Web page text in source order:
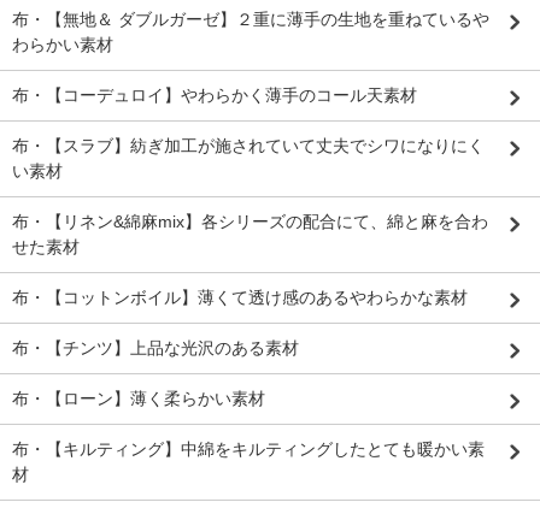
布・【無地＆ ダブルガーゼ】２重に薄手の生地を重ねているや
わらかい素材
布・【コーデュロイ】やわらかく薄手のコール天素材
布・【スラブ】紡ぎ加工が施されていて丈夫でシワになりにく
い素材
布・【リネン&綿麻mix】各シリーズの配合にて、綿と麻を合わ
せた素材
布・【コットンボイル】薄くて透け感のあるやわらかな素材
布・【チンツ】上品な光沢のある素材
布・【ローン】薄く柔らかい素材
布・【キルティング】中綿をキルティングしたとても暖かい素
材